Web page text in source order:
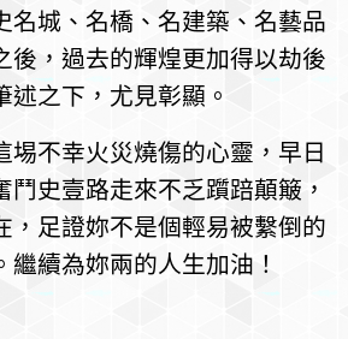
名城、名橋、名建築、名藝品
後，過去的輝煌更加得以劫後
之下，尤見彰顯。
埸不幸火災燒傷的心靈，早日
鬥史壹路走來不乏躓踣顛簸，
，足證妳不是個輕易被繫倒的
繼續為妳兩的人生加油！